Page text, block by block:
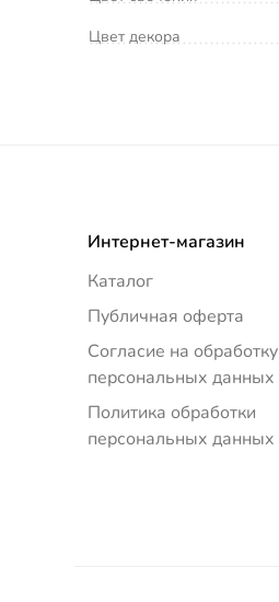
Цвет декора
Интернет-магазин
Каталог
Публичная оферта
Согласие на обработку
персональных данных
Политика обработки
персональных данных